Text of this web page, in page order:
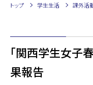
トップ 学生生活 課外活
「関西学生女子
果報告